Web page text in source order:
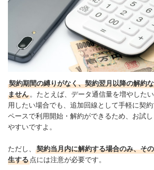
契約期間の縛りがなく、契約翌月以降の解約
ません 。たとえば、データ通信量を増やした
用したい場合でも、追加回線として手軽に契
ペースで利用開始・解約ができるため、お試
やすいですよ。
ただし、
契約当月内に解約する場合のみ、そ
生する 点には注意が必要です。